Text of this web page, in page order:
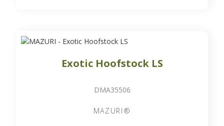
Exotic Hoofstock LS
DMA35506
MAZURI®